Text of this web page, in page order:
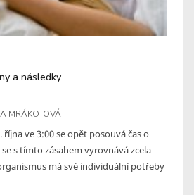
a následky
MRÁKOTOVÁ
ve 3:00 se opět posouvá čas o
s tímto zásahem vyrovnává zcela
má své individuální potřeby